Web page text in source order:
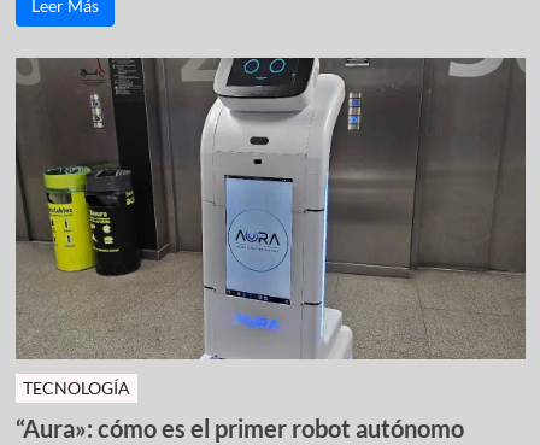
Leer Más
TECNOLOGÍA
“Aura»: cómo es el primer robot autónomo